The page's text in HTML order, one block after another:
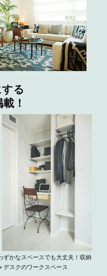
る
！
ずかなスペースでも大丈夫！収納
デスクのワークスペース